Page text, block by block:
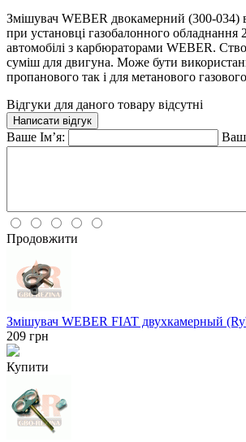
Змішувач WEBER двокамерний (300-034)
при установці газобалонного обладнання
автомобілі з карбюраторами WEBER.
суміш для двигуна. Може бути
пропанового так і для метанового
Відгуки для даного товару відсутні
Написати відгук
Ваше Ім’я: Ваш
Продовжити
Змішувач WEBER FIAT двухкамерный
209 грн
Купити